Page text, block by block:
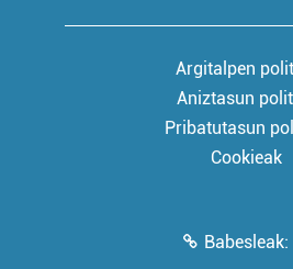
Argitalpen
Aniztasun
Pribatutasun
Cookieak
Babesleak: